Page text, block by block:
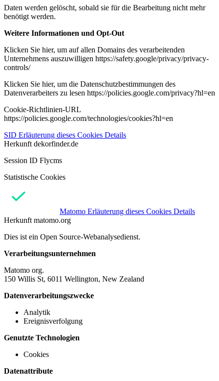
Daten werden gelöscht, sobald sie für die Bearbeitung nicht mehr
benötigt werden.
Weitere Informationen und Opt-Out
Klicken Sie hier, um auf allen Domains des verarbeitenden
Unternehmens auszuwilligen https://safety.google/privacy/privacy-
controls/
Klicken Sie hier, um die Datenschutzbestimmungen des
Datenverarbeiters zu lesen https://policies.google.com/privacy?hl=en
Cookie-Richtlinien-URL
https://policies.google.com/technologies/cookies?hl=en
SID Erläuterung dieses Cookies Details
Herkunft dekorfinder.de
Session ID Flycms
Statistische Cookies
Matomo Erläuterung dieses Cookies Details
Herkunft matomo.org
Dies ist ein Open Source-Webanalysedienst.
Verarbeitungsunternehmen
Matomo org.
150 Willis St, 6011 Wellington, New Zealand
Datenverarbeitungszwecke
Analytik
Ereignisverfolgung
Genutzte Technologien
Cookies
Datenattribute